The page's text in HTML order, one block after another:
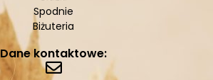
Spodnie
Biżuteria
Dane kontaktowe: